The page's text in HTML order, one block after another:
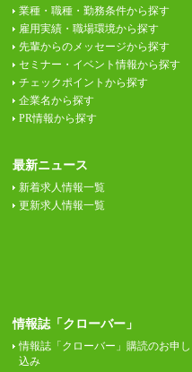
業種・職種・勤務条件から探す
雇用実績・職場環境から探す
先輩からのメッセージから探す
セミナー・イベント情報から探す
チェックポイントから探す
企業名から探す
PR情報から探す
最新ニュース
新着求人情報一覧
更新求人情報一覧
情報誌「クローバー」
情報誌「クローバー」購読のお申し
込み